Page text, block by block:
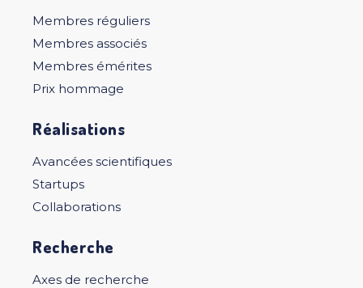
Membres réguliers
Membres associés
Membres émérites
Prix hommage
Réalisations
Avancées scientifiques
Startups
Collaborations
Recherche
Axes de recherche